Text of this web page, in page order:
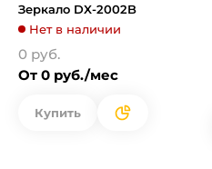
Зеркало DX-2002B
Нет в наличии
0 руб.
От 0 руб./мес
Купить